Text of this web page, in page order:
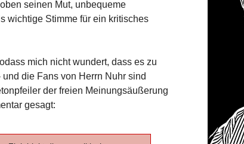
seinen Mut, unbequeme
wichtige Stimme für ein kritisches
mich nicht wundert, dass es zu
die Fans von Herrn Nuhr sind
der freien Meinungsäußerung
gesagt: